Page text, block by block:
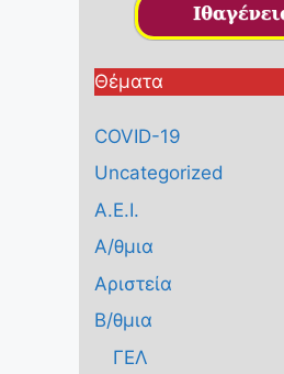
Θέματα
COVID-19
Uncategorized
Α.Ε.Ι.
Α/θμια
Αριστεία
Β/θμια
ΓΕΛ